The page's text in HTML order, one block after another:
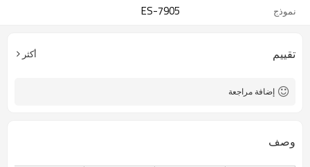
نموذج ES-7905
تقييم أكثر
إضافة مراجعة
وصف